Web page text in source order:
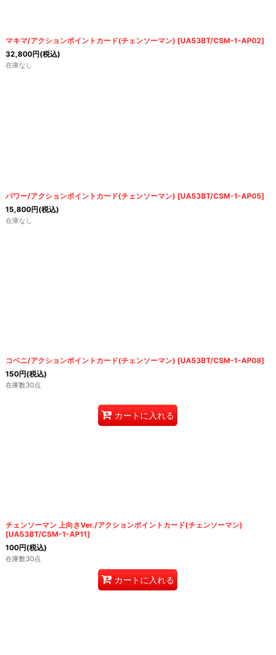
マキマ/アクションポイントカード(チェンソーマン) [UA53BT/CSM-1-AP02]
32,800円(税込)
在庫なし
パワー/アクションポイントカード(チェンソーマン) [UA53BT/CSM-1-AP05]
15,800円(税込)
在庫なし
コベニ/アクションポイントカード(チェンソーマン) [UA53BT/CSM-1-AP08]
150円(税込)
在庫数30点
カートに入れる
チェンソーマン 上向きVer./アクションポイントカード(チェンソーマン)
[UA53BT/CSM-1-AP11]
100円(税込)
在庫数30点
カートに入れる